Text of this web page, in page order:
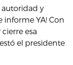
autoridad y
informe YA! Con
esa
el presidente